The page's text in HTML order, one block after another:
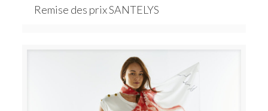
Remise des prix SANTELYS